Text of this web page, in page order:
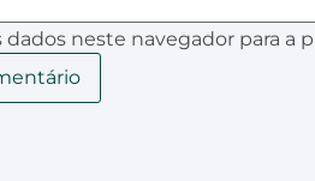
dados neste navegador para a